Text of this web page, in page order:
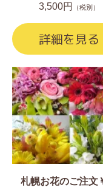
3,500円 （税別）
詳細を見る
札幌お花のご注文